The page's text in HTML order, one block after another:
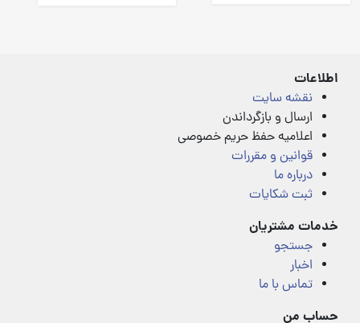
اطلاعات
نقشه سایت
ارسال و بازگرداندن
اعلامیه حفظ حریم خصوصی
قوانین و مقررات
درباره ما
ثبت شکایات
خدمات مشتریان
جستجو
اخبار
تماس با ما
حساب من